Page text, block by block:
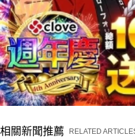
相關新聞推薦 RELATED